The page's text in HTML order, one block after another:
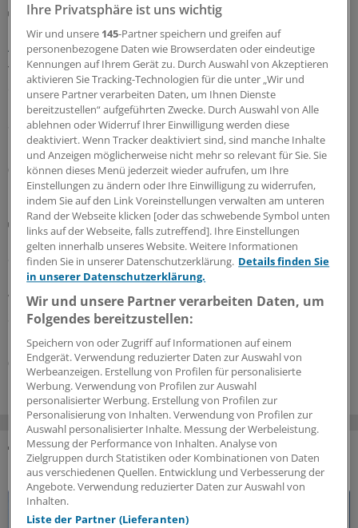
Mögliche frühe Manifestation
Erst das trockene Auge – dann die
Autoimmunerkrankung?
Trockene Augen können ein Hinweis auf eine
entstehende Autoimmunerkrankung sein – etwa
rheumatoide Arthritis oder Sjögren-Syndrom. In einer
Studie aus Taiwan gingen die Augenbeschwerden der
Diagnose im Schnitt drei Jahre voraus.
06.08.2026
Aktuelle Studie
Geschlechtersensible Versorgung: Warum sie
auch in der orthopädischen Reha wichtiger wird
Geschlechtersensibler Blick gefragt:
Wechseljahresbeschwerden prägen nach einer aktuellen
Studie den Reha-Bedarf vieler Patientinnen stärker, als
bislang angenommen wird.
06.08.2026
DAS KÖNNTE SIE AUCH INTERESSIEREN
Ihre Privatsphäre ist uns wichtig
Wir und unsere 145-Partner speichern und greifen auf
personenbezogene Daten wie Browserdaten oder eindeutige
Kennungen auf Ihrem Gerät zu. Durch Auswahl von Akzeptieren
aktivieren Sie Tracking-Technologien für die unter „Wir und
unsere Partner verarbeiten Daten, um Ihnen Dienste
bereitzustellen“ aufgeführten Zwecke. Durch Auswahl von Alle
ablehnen oder Widerruf Ihrer Einwilligung werden diese
deaktiviert. Wenn Tracker deaktiviert sind, sind manche Inhalte
und Anzeigen möglicherweise nicht mehr so relevant für Sie. Sie
können dieses Menü jederzeit wieder aufrufen, um Ihre
Einstellungen zu ändern oder Ihre Einwilligung zu widerrufen,
indem Sie auf den Link Voreinstellungen verwalten am unteren
Rand der Webseite klicken [oder das schwebende Symbol unten
links auf der Webseite, falls zutreffend]. Ihre Einstellungen
gelten innerhalb unseres Website. Weitere Informationen
finden Sie in unserer Datenschutzerklärung. Details finden Sie
in unserer Datenschutzerklärung.
Wir und unsere Partner verarbeiten Daten, um
Folgendes bereitzustellen:
Speichern von oder Zugriff auf Informationen auf einem
Endgerät. Verwendung reduzierter Daten zur Auswahl von
Werbeanzeigen. Erstellung von Profilen für personalisierte
Werbung. Verwendung von Profilen zur Auswahl
personalisierter Werbung. Erstellung von Profilen zur
Personalisierung von Inhalten. Verwendung von Profilen zur
Auswahl personalisierter Inhalte. Messung der Werbeleistung.
Messung der Performance von Inhalten. Analyse von
Zielgruppen durch Statistiken oder Kombinationen von Daten
aus verschiedenen Quellen. Entwicklung und Verbesserung der
Angebote. Verwendung reduzierter Daten zur Auswahl von
Inhalten.
Liste der Partner (Lieferanten)